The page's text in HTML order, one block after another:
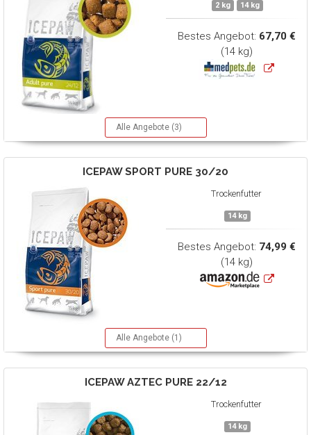
2 kg 14 kg
Bestes Angebot: 67,70 €
(14 kg)
Alle Angebote (3)
ICEPAWSPORT PURE 30/20
Trockenfutter
14 kg
Bestes Angebot: 74,99 €
(14 kg)
Alle Angebote (1)
ICEPAWAZTEC PURE 22/12
Trockenfutter
14 kg